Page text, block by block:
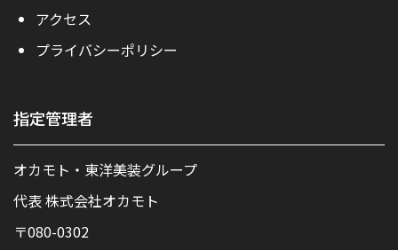
アクセス
プライバシーポリシー
指定管理者
オカモト・東洋美装グループ
代表 株式会社オカモト
〒080-0302